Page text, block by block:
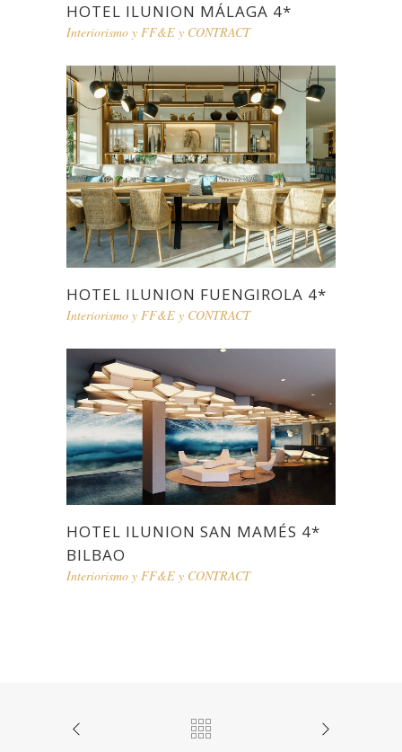
HOTEL ILUNION MÁLAGA 4*
Interiorismo y FF&E y CONTRACT
HOTEL ILUNION FUENGIROLA 4*
Interiorismo y FF&E y CONTRACT
HOTEL ILUNION SAN MAMÉS 4*
BILBAO
Interiorismo y FF&E y CONTRACT